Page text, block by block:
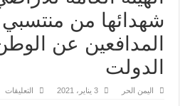
شهدائها من منتسبي
المدافعين عن
الدولت
اليمن الحر 3 يناير، 2021 التعليقات